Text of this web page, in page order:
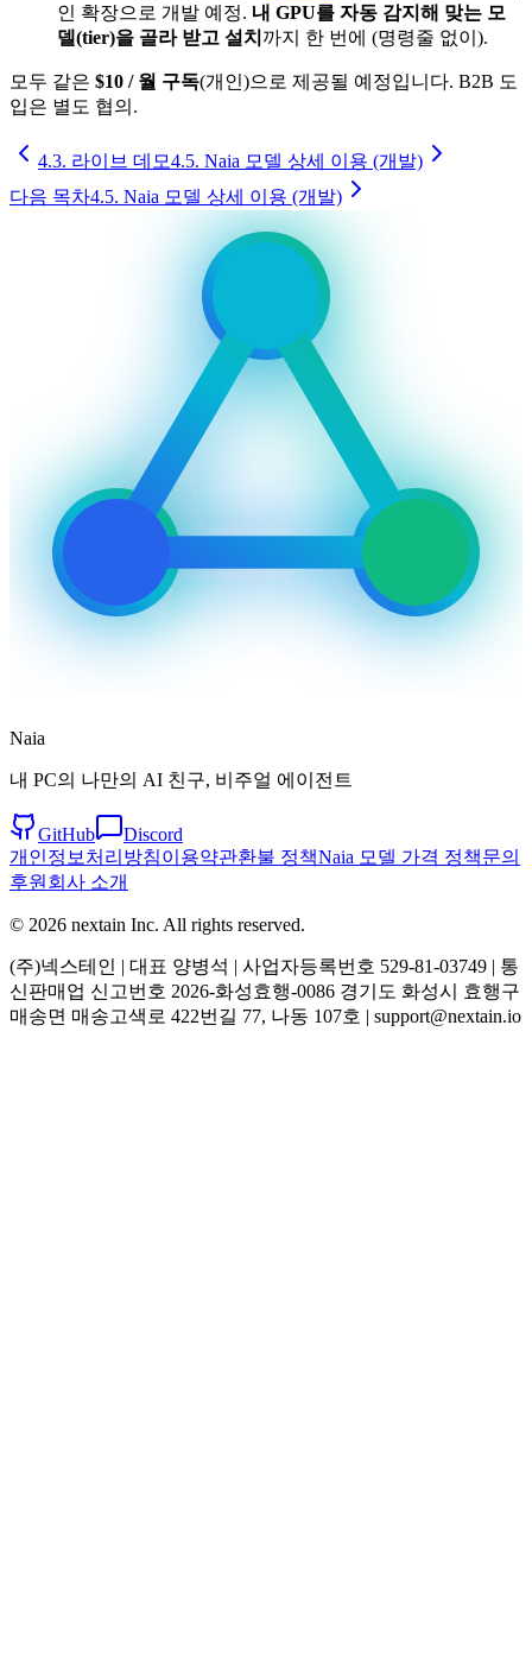
인 확장으로 개발 예정. 내 GPU를 자동 감지해 맞는 모
델(tier)을 골라 받고 설치 까지 한 번에 (명령줄 없이).
모두 같은 $10 / 월 구독(개인)으로 제공될 예정입니다. B2B 도
입은 별도 협의.
4.3. 라이브 데모4.5. Naia 모델 상세 이용 (개발)
다음 목차4.5. Naia 모델 상세 이용 (개발)
Naia
내 PC의 나만의 AI 친구, 비주얼 에이전트
GitHub
Discord
개인정보처리방침이용약관환불 정책Naia 모델 가격 정책문의
후원 회사 소개
© 2026 nextain Inc. All rights reserved.
(주)넥스테인 | 대표 양병석 | 사업자등록번호 529-81-03749 | 통
신판매업 신고번호 2026-화성효행-0086 경기도 화성시 효행구
매송면 매송고색로 422번길 77, 나동 107호 | support@nextain.io